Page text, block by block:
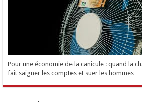
Pour une économie de la canicule : quand la
fait saigner les comptes et suer les hommes